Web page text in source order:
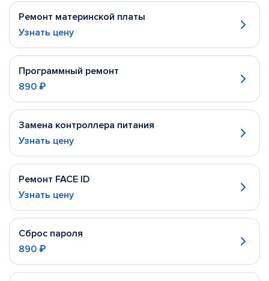
Ремонт материнской платы
Узнать цену
Программный ремонт
890 ₽
Замена контроллера питания
Узнать цену
Ремонт FACE ID
Узнать цену
Сброс пароля
890 ₽